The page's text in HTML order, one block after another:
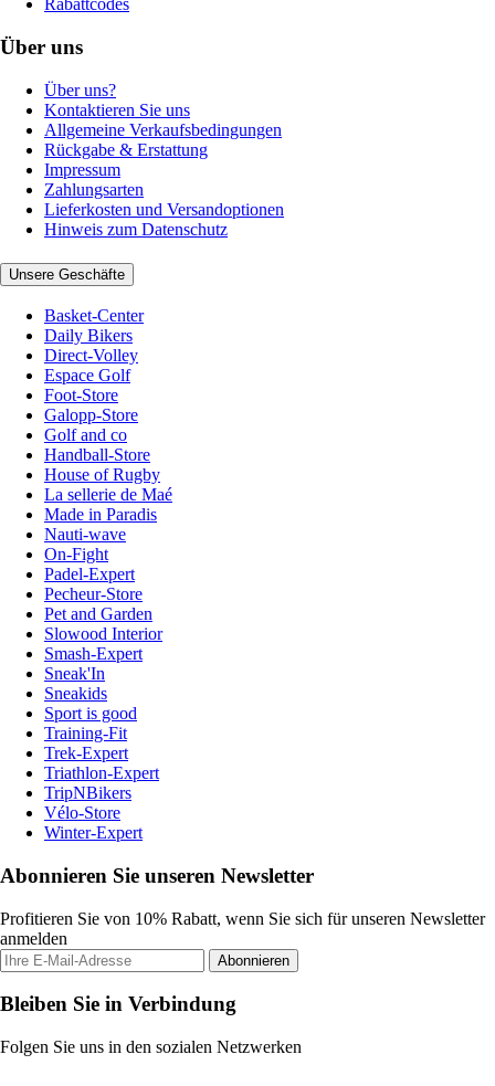
Rabattcodes
Über uns
Über uns?
Kontaktieren Sie uns
Allgemeine Verkaufsbedingungen
Rückgabe & Erstattung
Impressum
Zahlungsarten
Lieferkosten und Versandoptionen
Hinweis zum Datenschutz
Unsere Geschäfte
Basket-Center
Daily Bikers
Direct-Volley
Espace Golf
Foot-Store
Galopp-Store
Golf and co
Handball-Store
House of Rugby
La sellerie de Maé
Made in Paradis
Nauti-wave
On-Fight
Padel-Expert
Pecheur-Store
Pet and Garden
Slowood Interior
Smash-Expert
Sneak'In
Sneakids
Sport is good
Training-Fit
Trek-Expert
Triathlon-Expert
TripNBikers
Vélo-Store
Winter-Expert
Abonnieren Sie unseren Newsletter
Profitieren Sie von 10% Rabatt, wenn Sie sich für unseren Newsletter
anmelden
Abonnieren
Bleiben Sie in Verbindung
Folgen Sie uns in den sozialen Netzwerken